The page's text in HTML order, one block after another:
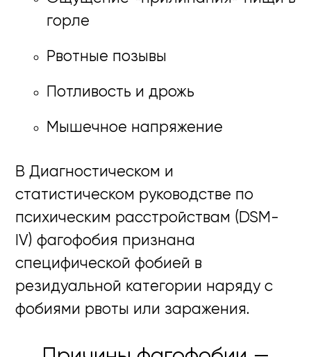
горле
Рвотные позывы
Потливость и дрожь
Мышечное напряжение
В Диагностическом и
статистическом руководстве по
психическим расстройствам (DSM-
IV) фагофобия признана
специфической фобией в
резидуальной категории наряду с
фобиями рвоты или заражения.